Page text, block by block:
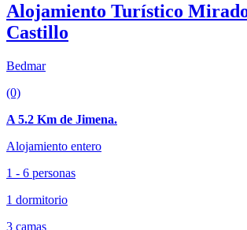
Alojamiento Turístico
Castillo
Bedmar
(0)
A 5.2 Km de Jimena.
Alojamiento entero
1 - 6 personas
1 dormitorio
3 camas